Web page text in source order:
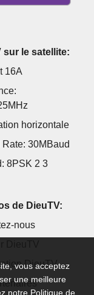
sur le satellite:
16A
horizontale
30MBaud
8PSK 2 3
de DieuTV:
nous
DieuTV
vous acceptez
une meilleure
notre Politique de